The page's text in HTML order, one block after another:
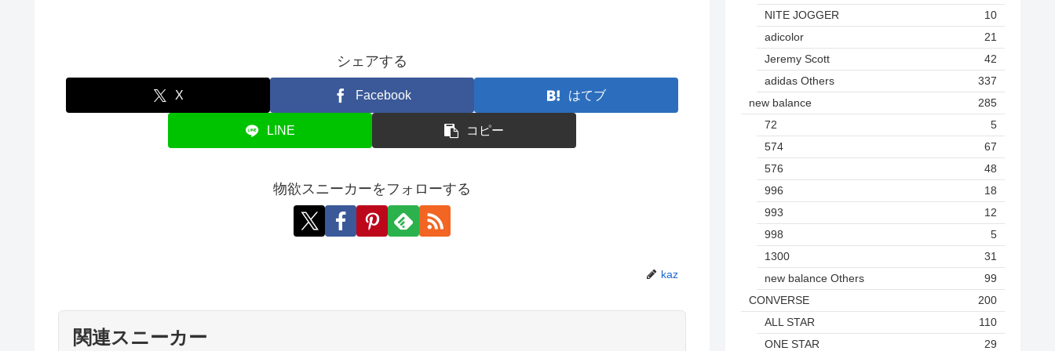
シェアする
X Facebook はてブ
LINE コピー
物欲スニーカーをフォローする
kaz
関連スニーカー
NITE JOGGER
10
adicolor
21
Jeremy Scott
42
adidas Others
337
new balance
285
72
5
574
67
576
48
996
18
993
12
998
5
1300
31
new balance Others
99
CONVERSE
200
ALL STAR
110
ONE STAR
29